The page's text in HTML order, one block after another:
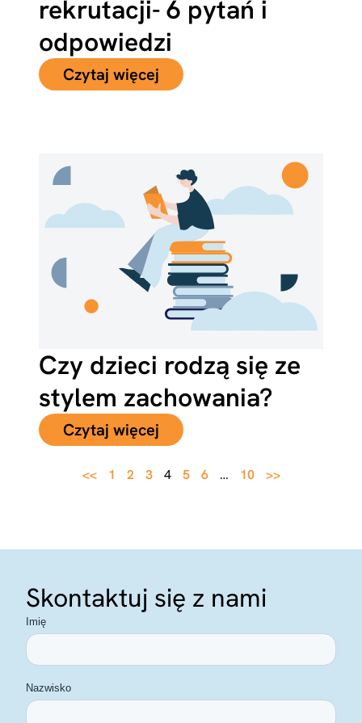
rekrutacji- 6 pytań i
odpowiedzi
Czytaj więcej
Czy dzieci rodzą się ze
stylem zachowania?
Czytaj więcej
<< 1 2 3 4 5 6 … 10 >>
Skontaktuj się z nami